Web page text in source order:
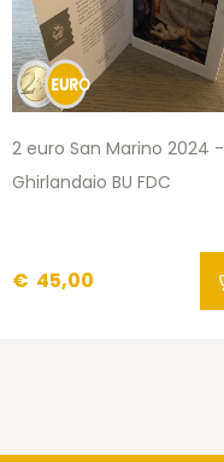
2 euro San Marino 2024 -
Ghirlandaio BU FDC
€ 45,00